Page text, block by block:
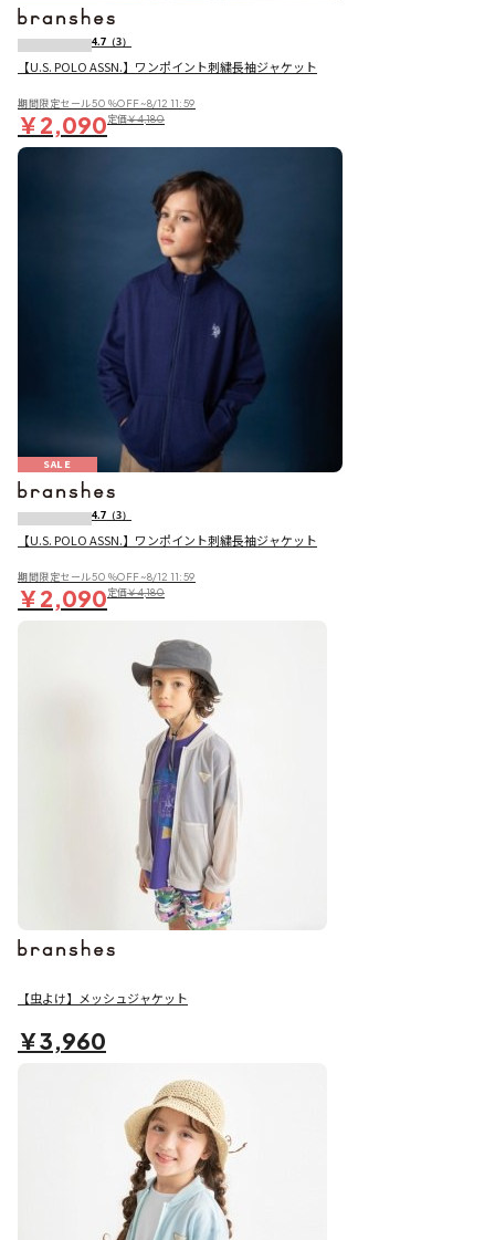
4.7 （3）
【U.S. POLO ASSN.】ワンポイント刺繍長袖ジャケット
期間限定セール50％OFF~8/12 11:59
￥2,090定価￥4,180
SALE
4.7 （3）
【U.S. POLO ASSN.】ワンポイント刺繍長袖ジャケット
期間限定セール50％OFF~8/12 11:59
￥2,090定価￥4,180
【虫よけ】メッシュジャケット
￥3,960